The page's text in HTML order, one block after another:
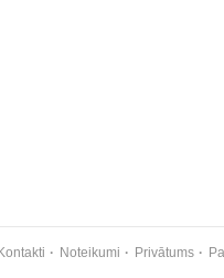
Kontakti Noteikumi Privātums